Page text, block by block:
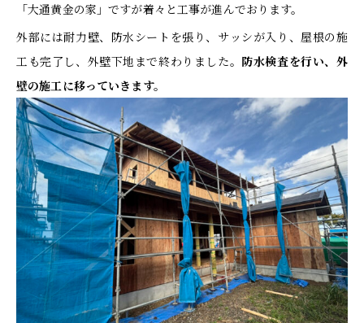
「大通黄金の家」ですが着々と工事が進んでおります。
外部には耐力壁、防水シートを張り、サッシが入り、屋根の施
工も完了し、外壁下地まで終わりました。 防水検査を行い、外
壁の施工に移っていきます。